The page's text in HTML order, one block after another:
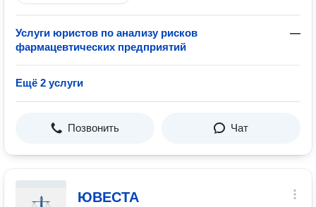
Услуги юристов по анализу рисков
фармацевтических предприятий
—
Ещё 2 услуги
Позвонить Чат
ЮВЕСТА